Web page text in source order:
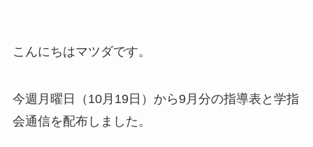
こんにちはマツダです。
今週月曜日（10月19日）から9月分の指導表と学指
会通信を配布しました。